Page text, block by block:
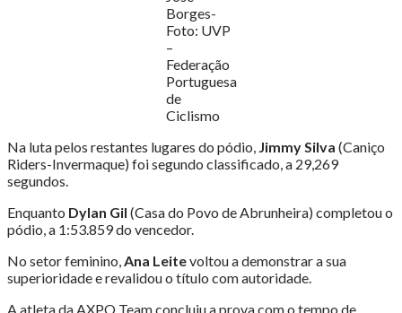
Borges-
Foto: UVP
–
Federação
Portuguesa
de
Ciclismo
Na luta pelos restantes lugares do pódio, Jimmy Silva (Caniço
Riders-Invermaque) foi segundo classificado, a 29,269
segundos.
Enquanto Dylan Gil (Casa do Povo de Abrunheira) completou o
pódio, a 1:53.859 do vencedor.
No setor feminino,Ana Leitevoltou a demonstrar a sua
superioridade e revalidou o título com autoridade.
A atleta da AXPO Team concluiu a prova com o tempo de